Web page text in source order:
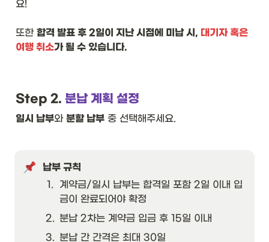
요!
또한 합격 발표 후 2일이 지난 시점에 미납 시, 대기자 혹은
여행 취소가 될 수 있습니다.
Step 2. 분납 계획 설정
일시 납부와 분할 납부 중 선택해주세요.
납부 규칙
1 .
계약금/일시 납부는 합격일 포함 2일 이내 입
금이 완료되어야 확정
2. 분납 2차는 계약금 입금 후 15일 이내
3. 분납 간 간격은 최대 30일